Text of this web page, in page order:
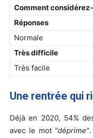
Comment
Réponses
Normale
Très difficile
Très facile
Une rentrée qui
Déjà en 2020, 54%
avec le mot
déprime